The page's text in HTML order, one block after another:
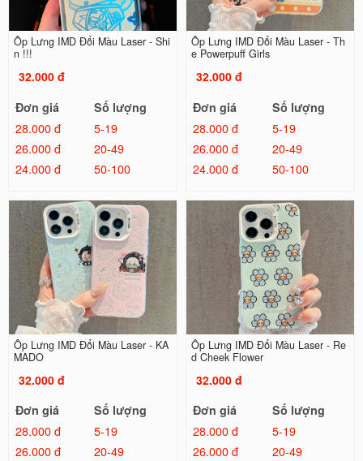
Ốp Lưng IMD Đổi Màu Laser - Shi
n !!!
32.000 đ
Đơn giá
Số lượng
28.000 đ
5-19
26.000 đ
20-49
24.000 đ
50-100
Ốp Lưng IMD Đổi Màu Laser - Th
e Powerpuff Girls
32.000 đ
Đơn giá
Số lượng
28.000 đ
5-19
26.000 đ
20-49
24.000 đ
50-100
Ốp Lưng IMD Đổi Màu Laser - KA
MADO
32.000 đ
Đơn giá
Số lượng
28.000 đ
5-19
26.000 đ
20-49
Ốp Lưng IMD Đổi Màu Laser - Re
d Cheek Flower
32.000 đ
Đơn giá
Số lượng
28.000 đ
5-19
26.000 đ
20-49